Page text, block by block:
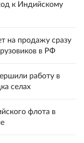
к Индийскому
на продажу сразу
в РФ
работу в
селах
флота в